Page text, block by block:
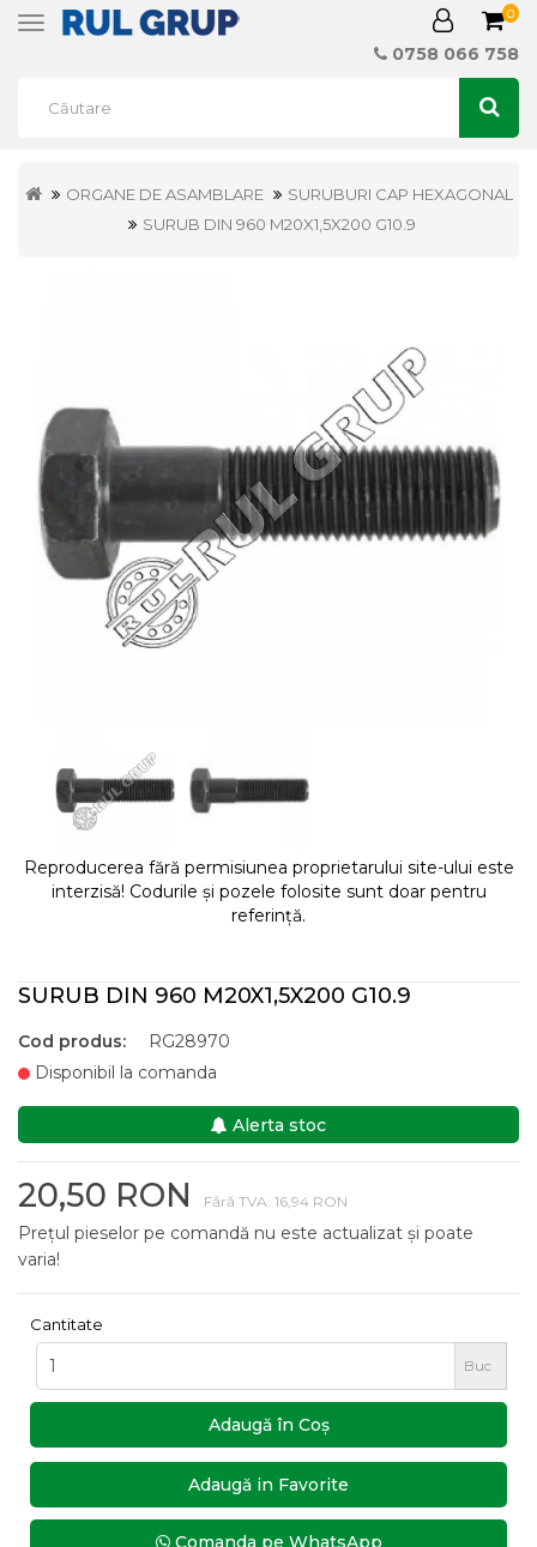
Toggle
0
0758 066 758
ORGANE DE ASAMBLARE
SURUBURI CAP HEXAGONAL
SURUB DIN 960 M20X1,5X200 G10.9
Reproducerea fără permisiunea proprietarului site-ului este
interzisă! Codurile și pozele folosite sunt doar pentru
referință.
SURUB DIN 960 M20X1,5X200 G10.9
Cod produs:
RG28970
Disponibil la comanda
Alerta stoc
20,50 RON Fără TVA: 16,94 RON
Prețul pieselor pe comandă nu este actualizat și poate
varia!
Cantitate
Buc
Adaugă în Coş
Adaugă in Favorite
Comanda pe WhatsApp